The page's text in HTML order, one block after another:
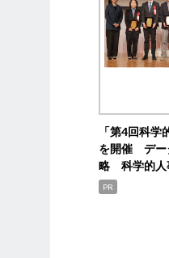
「第4回科学
を開催 デー
略 科学的人
PR